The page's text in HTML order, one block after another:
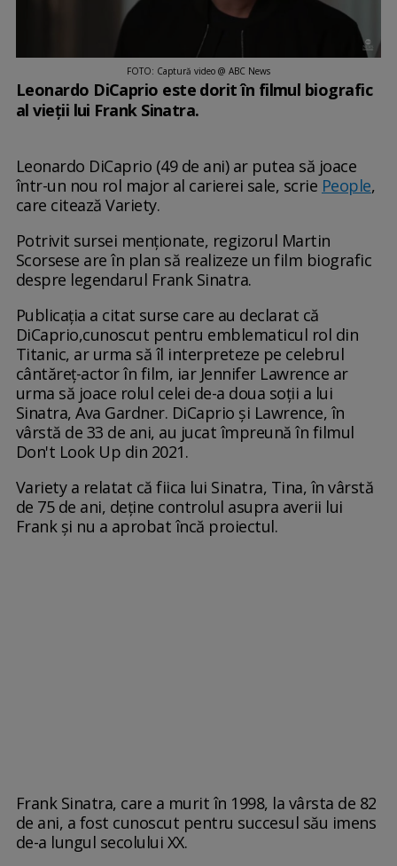
FOTO: Captură video @ ABC News
Leonardo DiCaprio este dorit în filmul biografic
al vieții lui Frank Sinatra.
Leonardo DiCaprio (49 de ani) ar putea să joace
într-un nou rol major al carierei sale, scrie People,
care citează Variety.
Potrivit sursei menționate, regizorul Martin
Scorsese are în plan să realizeze un film biografic
despre legendarul Frank Sinatra.
Publicația a citat surse care au declarat că
DiCaprio,cunoscut pentru emblematicul rol din
Titanic, ar urma să îl interpreteze pe celebrul
cântăreț-actor în film, iar Jennifer Lawrence ar
urma să joace rolul celei de-a doua soții a lui
Sinatra, Ava Gardner. DiCaprio și Lawrence, în
vârstă de 33 de ani, au jucat împreună în filmul
Don't Look Up din 2021.
Variety a relatat că fiica lui Sinatra, Tina, în vârstă
de 75 de ani, deține controlul asupra averii lui
Frank și nu a aprobat încă proiectul.
Frank Sinatra, care a murit în 1998, la vârsta de 82
de ani, a fost cunoscut pentru succesul său imens
de-a lungul secolului XX.